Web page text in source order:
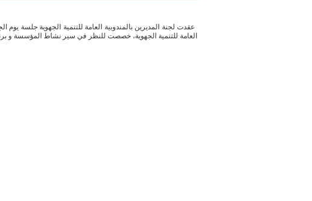
العامة للتنمية الجهوية، خصصت للنظر في سير نشاط المؤسسة و